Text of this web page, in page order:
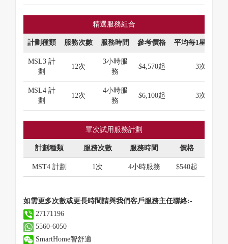
精選服務組合
計劃種類 服務次數 服務時間 參考價格 平均每1星期次數
MSL3 計
劃
12次
3小時服
務
$4,570起 3次
MSL4 計
劃
12次
4小時服
務
$6,100起 3次
單次試用服務計劃
計劃種類 服務次數 服務時間 價格
MST4 計劃 1次 4小時服務 $540起
如需更多次數或更長時間請與我們客戶服務主任聯絡:-
27171196
5560-6050
SmartHome智舒適